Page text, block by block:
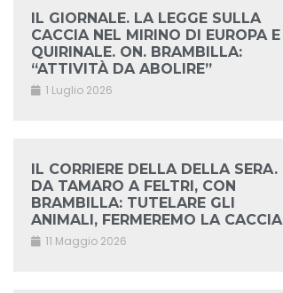
IL GIORNALE. LA LEGGE SULLA
CACCIA NEL MIRINO DI EUROPA E
QUIRINALE. ON. BRAMBILLA:
“ATTIVITÀ DA ABOLIRE”
1 Luglio 2026
IL CORRIERE DELLA DELLA SERA.
DA TAMARO A FELTRI, CON
BRAMBILLA: TUTELARE GLI
ANIMALI, FERMEREMO LA CACCIA
11 Maggio 2026